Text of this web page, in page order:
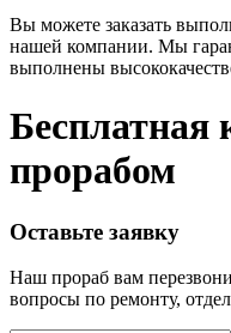
Вы можете заказать
нашей компании. Мы
выполнены
Бесплатная
прорабом
Оставьте заявку
Наш прораб вам
вопросы по ремонту,